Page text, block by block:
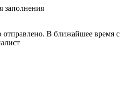
заполнения
В ближайшее время с